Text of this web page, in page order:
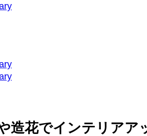
造花でインテリアア